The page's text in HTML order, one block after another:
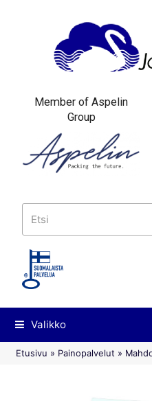
Member of Aspelin
Group
Valikko
Etusivu » Painopalvelut »